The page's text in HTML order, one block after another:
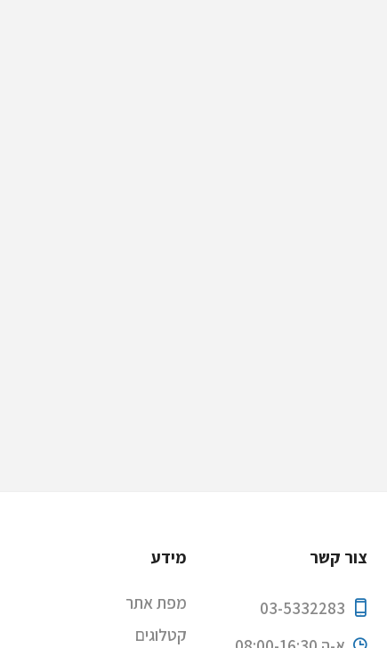
צור קשר
03-5332283
מידע
מפת אתר
קטלוגים